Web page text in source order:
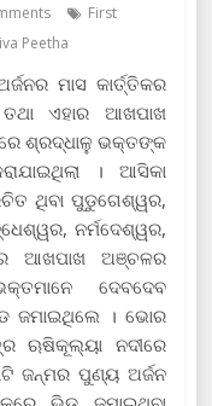
First
Peetha
ମାସ କାର୍ତ୍ତିକର
ଏହାର ଆଖପାଖ
ଶ୍ରଦ୍ଧାଳୁ ଭକ୍ତଙ୍କ
। ଆସିକା
ଥିବା ପୁଡୁଗେଶ୍ୱର,
ନର୍ମଦେଶ୍ୱର,
ଆଖପାଖ ଅଞ୍ଚଳର
ଦେବଦେବ
ଜମାଇଥିଲେ । ଭୋର
ଋଷିକୂଲ୍ୟା ନଦୀରେ
ଜନ୍ମର ପୁଣ୍ୟ ଅର୍ଜନ